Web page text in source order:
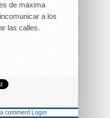
de máxima
a los
las calles.
comment Login